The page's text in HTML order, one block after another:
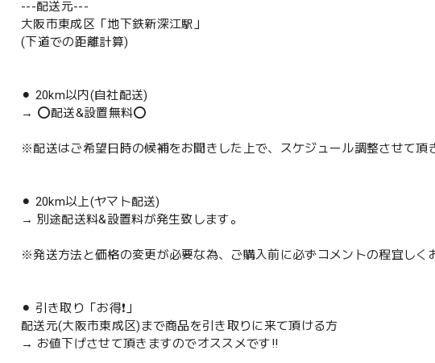
---配送元---
大阪市東成区「地下鉄新深江駅」
(下道での距離計算)
⚫︎ 20km以内(自社配送)
→ ⭕️配送&設置無料⭕️
※配送はご希望日時の候補をお聞きした上で、スケジュール調整させて頂
⚫︎ 20km以上(ヤマト配送)
→ 別途配送料&設置料が発生致します。
※発送方法と価格の変更が必要な為、ご購入前に必ずコメントの程宜しく
⚫︎ 引き取り「お得❗️」
配送元(大阪市東成区)まで商品を引き取りに来て頂ける方
→ お値下げさせて頂きますのでオススメです‼️